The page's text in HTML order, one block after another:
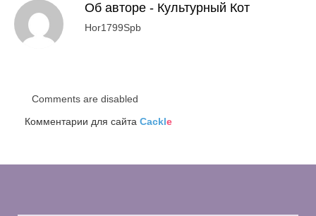
Об авторе - Культурный Кот
Hor1799Spb
Comments are disabled
Комментарии для сайта Cackle